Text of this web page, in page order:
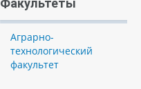
Аграрно-
технологический
факультет